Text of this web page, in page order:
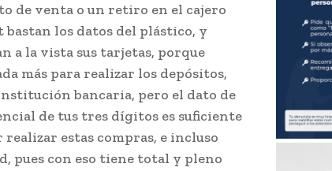
de venta o un retiro en el cajero
los datos del plástico, y
a la vista sus tarjetas, porque
más para realizar los depósitos,
bancaria, pero el dato de
de tus tres dígitos es suficiente
estas compras, e incluso
pues con eso tiene total y pleno